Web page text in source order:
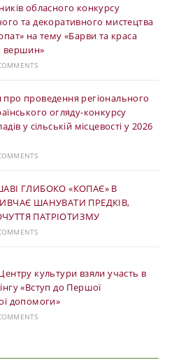
обласного конкурсу
та декоративного мистецтва
на тему «Барви та краса
вершин»
проведення регіонального
огляду-конкурсу
у сільській місцевості у 2026
ГЛИБОКО «КОПАЄ» В
ШАНУВАТИ ПРЕДКІВ,
ПАТРІОТИЗМУ
культури взяли участь в
«Вступ до Першої
допомоги»